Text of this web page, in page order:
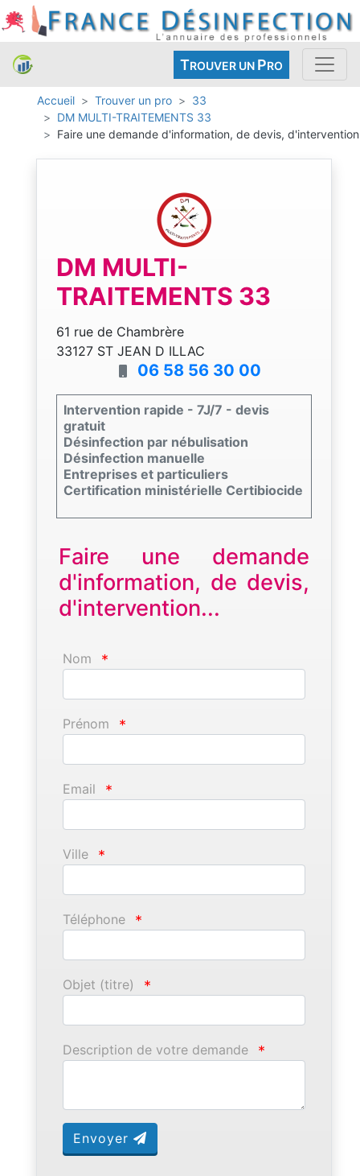
TROUVER UN PRO
Accueil Trouver un pro
33
DM MULTI-TRAITEMENTS 33
Faire une demande d'information, de devis, d'intervention
DM MULTI-
TRAITEMENTS 33
61 rue de Chambrère
33127 ST JEAN D ILLAC
06 58 56 30 00
Intervention rapide - 7J/7 - devis
gratuit
Désinfection par nébulisation
Désinfection manuelle
Entreprises et particuliers
Certification ministérielle Certibiocide
Faire une demande
d'information, de devis,
d'intervention...
Nom *
Prénom *
Email *
Ville *
Téléphone *
Objet (titre) *
Description de votre demande *
Envoyer